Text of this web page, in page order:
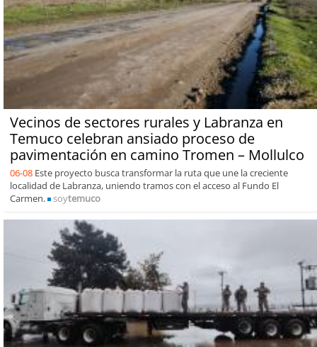
Vecinos de sectores rurales y Labranza en
Temuco celebran ansiado proceso de
pavimentación en camino Tromen – Mollulco
06-08 Este proyecto busca transformar la ruta que une la creciente
localidad de Labranza, uniendo tramos con el acceso al Fundo El
Carmen.
soytemuco